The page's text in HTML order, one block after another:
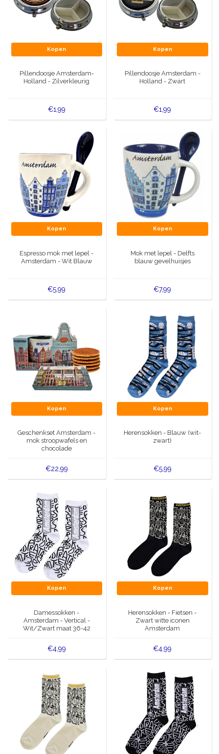
Kopen
Pillendoosje Amsterdam-
Holland - Zilverkleurig
€1,99
Kopen
Pillendoosje Amsterdam -
Holland - Zwart
€1,99
Kopen
Espresso mok met lepel -
Amsterdam - Wit Blauw
€5,99
Kopen
Mok met lepel - Delfts
blauw gevelhuisjes
€7,99
Kopen
Geschenkset Amsterdam -
mok stroopwafels en
chocolade
€22,99
Kopen
Herensokken - Blauw (wit-
zwart)
€5,99
Kopen
Damessokken -
Amsterdam - Vertical -
Wit/Zwart maat 36-42
€4,99
Kopen
Herensokken - Fietsen -
Zwart witte iconen
Amsterdam
€4,99